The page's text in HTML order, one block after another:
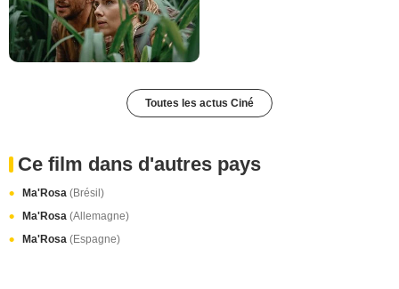
Toutes les actus Ciné
Ce film dans d'autres pays
Ma'Rosa (Brésil)
Ma'Rosa (Allemagne)
Ma'Rosa (Espagne)